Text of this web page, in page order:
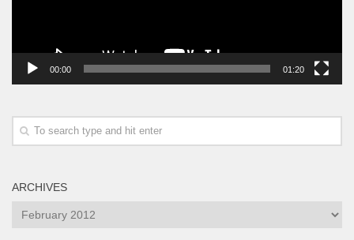
00:00 01:20
ARCHIVES
Archives